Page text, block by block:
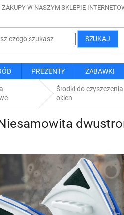
ZAKUPY W NASZYM SKLEPIE
SZUKAJ
PREZENTY ZABAWKI
Środki do czyszczenia
okien
Niesamowita